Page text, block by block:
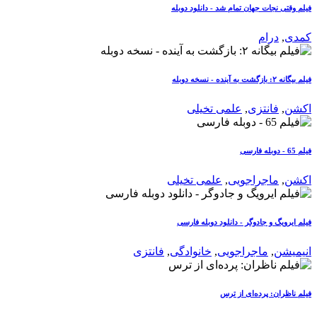
فیلم وقتی نجات جهان تمام شد - دانلود دوبله
کمدی, درام
فیلم بیگانه ۲: بازگشت به آینده - نسخه دوبله
اکشن, فانتزی, علمی تخیلی
فیلم 65 - دوبله فارسی
اکشن, ماجراجویی, علمی تخیلی
فیلم ایرویگ و جادوگر - دانلود دوبله فارسی
انیمیشن, ماجراجویی, خانوادگی, فانتزی
فیلم ناظران: پرده‌ای از ترس